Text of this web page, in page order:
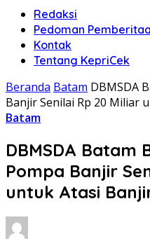
Redaksi
Pedoman
Kontak
Tentang KepriCek
Beranda Batam DBMSDA
Banjir Senilai Rp 20 Miliar
Batam
DBMSDA Batam
Pompa Banjir
untuk Atasi